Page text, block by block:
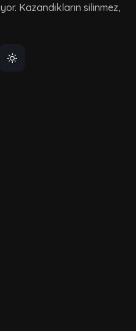
Kazandıkların silinmez,